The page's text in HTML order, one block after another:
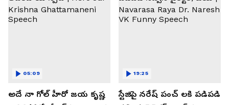
అదే నా గోల్ హీరో జయ కృష్ణ
05:09
స్టేజిపై నరేష్ పంచ్ లకి పడిపడి
19:25